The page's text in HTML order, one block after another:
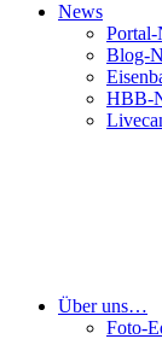
News
Blog-
HBB-
Über uns…
Foto-